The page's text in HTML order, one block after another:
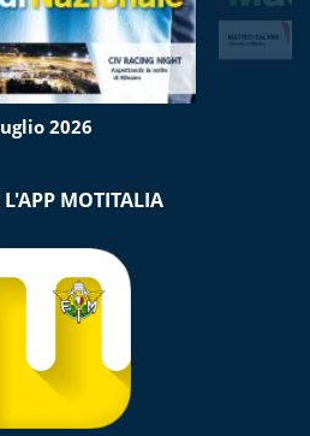
2026
L'APP MOTITALIA